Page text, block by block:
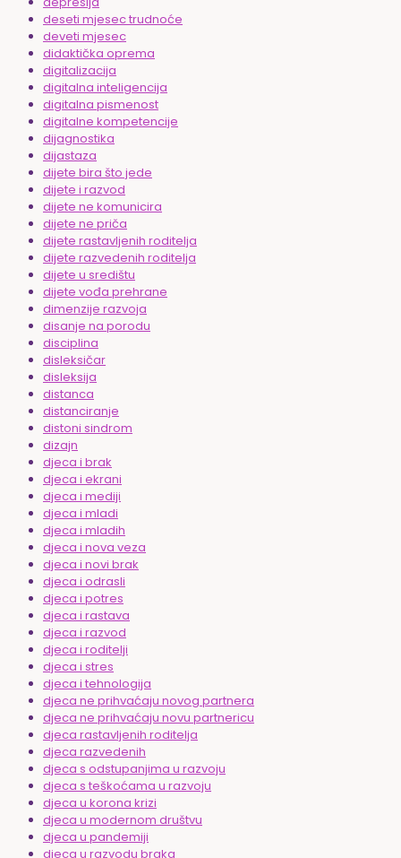
deseti mjesec trudnoće
deveti mjesec
didaktička oprema
digitalizacija
digitalna inteligencija
digitalna pismenost
digitalne kompetencije
dijagnostika
dijastaza
dijete bira što jede
dijete i razvod
dijete ne komunicira
dijete ne priča
dijete rastavljenih roditelja
dijete razvedenih roditelja
dijete u središtu
dijete vođa prehrane
dimenzije razvoja
disanje na porodu
disciplina
disleksičar
disleksija
distanca
distanciranje
distoni sindrom
dizajn
djeca i brak
djeca i ekrani
djeca i mediji
djeca i mladi
djeca i mladih
djeca i nova veza
djeca i novi brak
djeca i odrasli
djeca i potres
djeca i rastava
djeca i razvod
djeca i roditelji
djeca i stres
djeca i tehnologija
djeca ne prihvaćaju novog partnera
djeca ne prihvaćaju novu partnericu
djeca rastavljenih roditelja
djeca razvedenih
djeca s odstupanjima u razvoju
djeca s teškoćama u razvoju
djeca u korona krizi
djeca u modernom društvu
djeca u pandemiji
djeca u razvodu braka